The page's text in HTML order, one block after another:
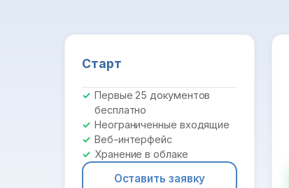
Старт
Первые 25 документов
бесплатно
Неограниченные входящие
Веб-интерфейс
Хранение в облаке
Оставить заявку